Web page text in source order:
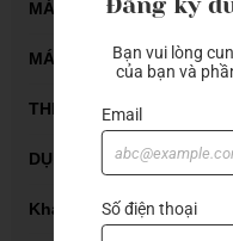
Dụng cụ đo Mitutoyo
Thiết bị đo kiểm
MÁY GIA CÔNG GỖ CNC
Máy phay gỗ CNC
Máy tiện gỗ CNC
MÁY GIA CÔNG ĐÁ CNC
Carbide end mill
THIẾT BỊ XỬ LÝ DẦU CẮT
Thiết bị xử lý dung dịch
Thiết bị xử lý mạt sắt bùn
DỤNG CỤ CẮT GỌT KIM
Automatic lathes
Khác
Bạn vui lòng
của bạn và
Email
Số điện thoại